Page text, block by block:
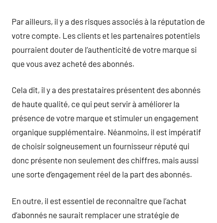
Par ailleurs, il y a des risques associés à la réputation de
votre compte. Les clients et les partenaires potentiels
pourraient douter de l’authenticité de votre marque si
que vous avez acheté des abonnés.
Cela dit, il y a des prestataires présentent des abonnés
de haute qualité, ce qui peut servir à améliorer la
présence de votre marque et stimuler un engagement
organique supplémentaire. Néanmoins, il est impératif
de choisir soigneusement un fournisseur réputé qui
donc présente non seulement des chiffres, mais aussi
une sorte d’engagement réel de la part des abonnés.
En outre, il est essentiel de reconnaître que l’achat
d’abonnés ne saurait remplacer une stratégie de